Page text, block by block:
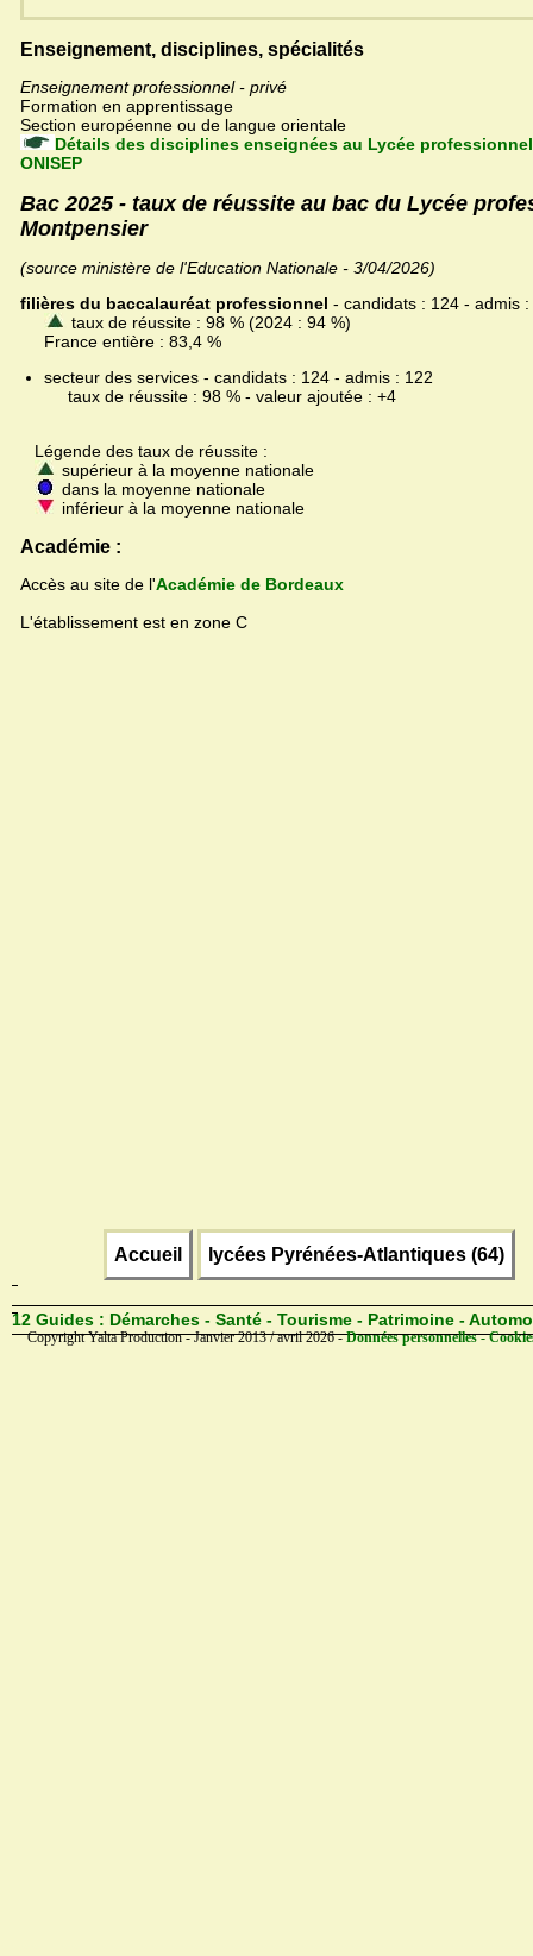
Enseignement, disciplines, spécialités
Enseignement professionnel - privé
Formation en apprentissage
Section européenne ou de langue orientale
Détails des disciplines enseignées au Lycée
ONISEP
Bac 2025 - taux de réussite au bac du Lycée
Montpensier
(source ministère de l'Education Nationale - 3/04/2026)
filières du baccalauréat professionnel - candidats : 124 - admis :
taux de réussite : 98 % (2024 : 94 %)
France entière : 83,4 %
secteur des services - candidats : 124 - admis : 122
taux de réussite : 98 % - valeur ajoutée : +4
Légende des taux de réussite :
supérieur à la moyenne nationale
dans la moyenne nationale
inférieur à la moyenne nationale
Académie :
Accès au site de l'Académie de Bordeaux
L'établissement est en zone C
Accueil lycées Pyrénées-Atlantiques (64)
12 Guides : Démarches - Santé - Tourisme - Patrimoine -
Copyright Yalta Production - Janvier 2013 / avril 2026 -Données personnelles -